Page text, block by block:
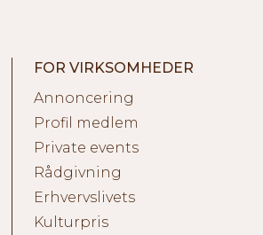
FOR VIRKSOMHEDER
Annoncering
Profil medlem
Private events
Rådgivning
Erhvervslivets
Kulturpris